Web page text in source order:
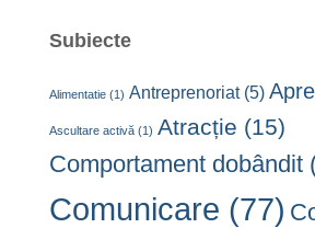
Subiecte
Alimentatie (1) Antreprenoriat(5)
Ascultare activă (1) Atracție (15)
Comportament dobândit
Comunicare (77)